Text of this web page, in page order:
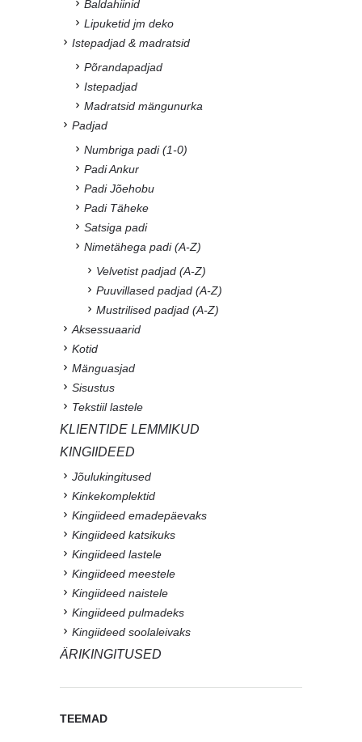
Baldahiinid
Lipuketid jm deko
Istepadjad & madratsid
Põrandapadjad
Istepadjad
Madratsid mängunurka
Padjad
Numbriga padi (1-0)
Padi Ankur
Padi Jõehobu
Padi Täheke
Satsiga padi
Nimetähega padi (A-Z)
Velvetist padjad (A-Z)
Puuvillased padjad (A-Z)
Mustrilised padjad (A-Z)
Aksessuaarid
Kotid
Mänguasjad
Sisustus
Tekstiil lastele
KLIENTIDE LEMMIKUD
KINGIIDEED
Jõulukingitused
Kinkekomplektid
Kingiideed emadepäevaks
Kingiideed katsikuks
Kingiideed lastele
Kingiideed meestele
Kingiideed naistele
Kingiideed pulmadeks
Kingiideed soolaleivaks
ÄRIKINGITUSED
TEEMAD